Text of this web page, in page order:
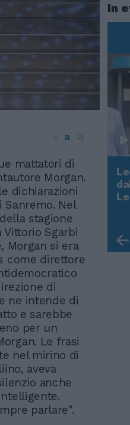
a
mattatori di
Morgan.
dichiarazioni
Nel
stagione
Vittorio Sgarbi
Morgan si era
come direttore
di
ne intende di
e sarebbe
per un
Le frasi
nel mirino di
aveva
anche
parlare".
In
Come States?
e la strategia